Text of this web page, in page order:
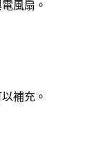
風扇。
補充。